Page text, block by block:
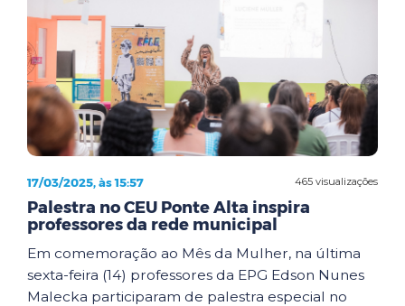
465 visualizações
17/03/2025, às 15:57
Palestra no CEU Ponte Alta inspira
professores da rede municipal
Em comemoração ao Mês da Mulher, na última
sexta-feira (14) professores da EPG Edson Nunes
Malecka participaram de palestra especial no